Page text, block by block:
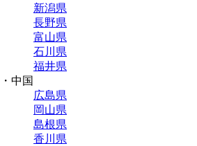
新潟県
長野県
富山県
石川県
福井県
中国
広島県
岡山県
島根県
香川県